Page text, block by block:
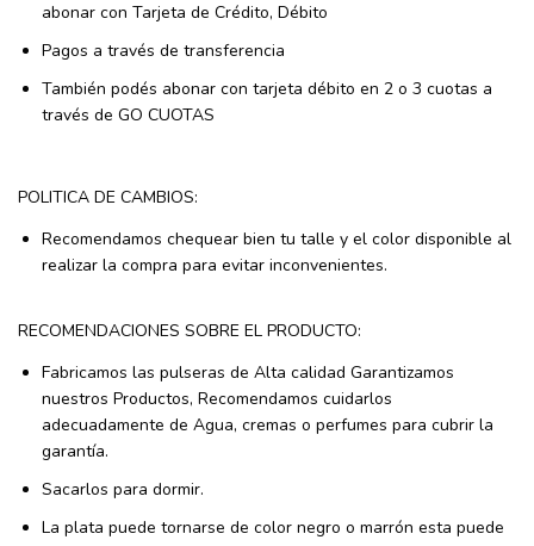
abonar con Tarjeta de Crédito, Débito
Pagos a través de transferencia
También podés abonar con tarjeta débito en 2 o 3 cuotas a
través de GO CUOTAS
POLITICA DE CAMBIOS:
Recomendamos chequear bien tu talle y el color disponible al
realizar la compra para evitar inconvenientes.
RECOMENDACIONES SOBRE EL PRODUCTO:
Fabricamos las pulseras de Alta calidad Garantizamos
nuestros Productos, Recomendamos cuidarlos
adecuadamente de Agua, cremas o perfumes para cubrir la
garantía.
Sacarlos para dormir.
La plata puede tornarse de color negro o marrón esta puede